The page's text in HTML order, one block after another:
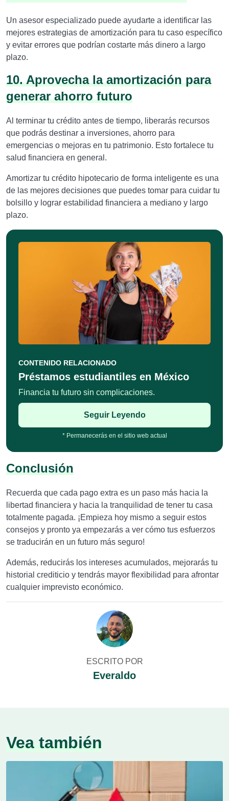
Un asesor especializado puede ayudarte a identificar las
mejores estrategias de amortización para tu caso específico
y evitar errores que podrían costarte más dinero a largo
plazo.
10. Aprovecha la amortización para
generar ahorro futuro
Al terminar tu crédito antes de tiempo, liberarás recursos
que podrás destinar a inversiones, ahorro para
emergencias o mejoras en tu patrimonio. Esto fortalece tu
salud financiera en general.
Amortizar tu crédito hipotecario de forma inteligente es una
de las mejores decisiones que puedes tomar para cuidar tu
bolsillo y lograr estabilidad financiera a mediano y largo
plazo.
CONTENIDO RELACIONADO
Préstamos estudiantiles en México
Financia tu futuro sin complicaciones.
Seguir Leyendo
* Permanecerás en el sitio web actual
Conclusión
Recuerda que cada pago extra es un paso más hacia la
libertad financiera y hacia la tranquilidad de tener tu casa
totalmente pagada. ¡Empieza hoy mismo a seguir estos
consejos y pronto ya empezarás a ver cómo tus esfuerzos
se traducirán en un futuro más seguro!
Además, reducirás los intereses acumulados, mejorarás tu
historial crediticio y tendrás mayor flexibilidad para afrontar
cualquier imprevisto económico.
ESCRITO POR
Everaldo
Vea también